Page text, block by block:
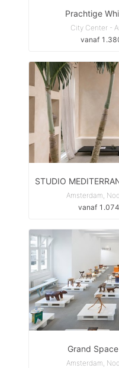
Prachtige
City Center -
vanaf
Amsterdam,
vanaf
Grand
Amsterdam,